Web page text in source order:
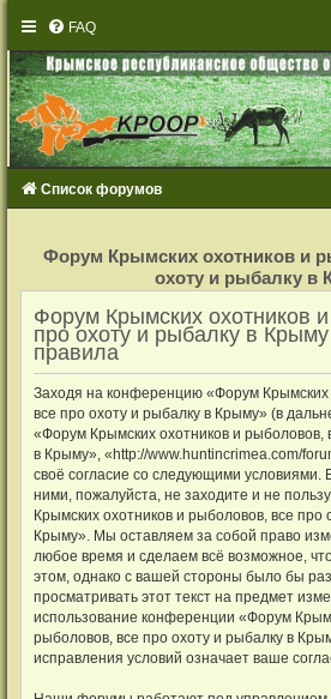
FAQ
Список форумов
с
т
р
а
ц
Форум Крымских охотников и
охоту и рыбалку в
Форум Крымских охотников
про охоту и рыбалку в
правила
Заходя на конференцию «Форум Крымских
все про охоту и рыбалку в Крыму» (в
«Форум Крымских охотников и рыболовов,
в Крыму», «http://www.huntincrimea.com/
своё согласие со следующими условиями.
ними, пожалуйста, не заходите и не
Крымских охотников и рыболовов, все про
Крыму». Мы оставляем за собой право
любое время и сделаем всё возможное,
этом, однако с вашей стороны было бы
просматривать этот текст на предмет
использование конференции «Форум
рыболовов, все про охоту и рыбалку в
исправления условий означает ваше